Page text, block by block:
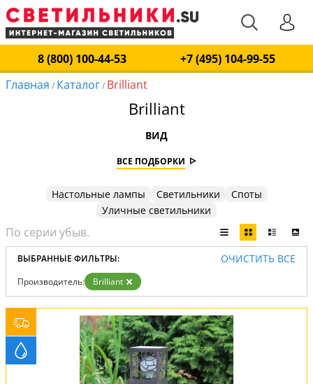
8 (800) 100-44-53
+7 (495) 104-99-55
Главная / Каталог/ Brilliant
Brilliant
ВИД
ВСЕ ПОДБОРКИ
Настольные лампы Светильники
Споты
Уличные светильники
ВЫБРАННЫЕ ФИЛЬТРЫ: ОЧИСТИТЬ ВСЕ
Производитель: Brilliant